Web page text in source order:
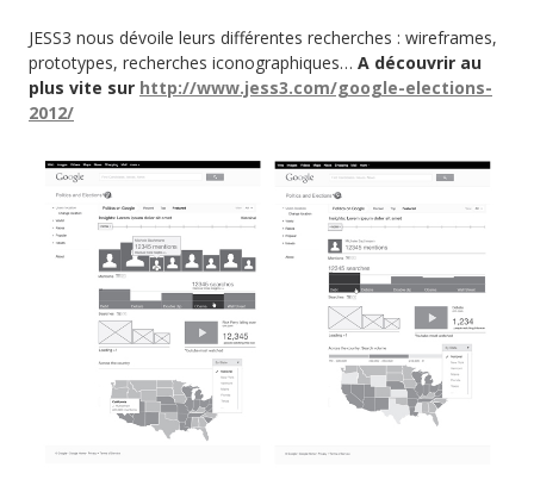
JESS3 nous dévoile leurs différentes recherches : wireframes,
prototypes, recherches iconographiques… A découvrir au
plus vite sur http://www.jess3.com/google-elections-
2012/